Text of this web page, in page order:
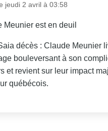
jeudi 2 avril à 03:58
Meunier est en deuil
décès : Claude Meunier
bouleversant à son
et revient sur leur impact
québécois.